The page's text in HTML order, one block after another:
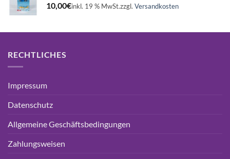
10,00€inkl. 19 % MwSt.zzgl. Versandkosten
RECHTLICHES
Impressum
Datenschutz
Allgemeine Geschäftsbedingungen
Zahlungsweisen